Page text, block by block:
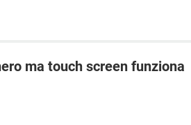
ma touch screen funziona